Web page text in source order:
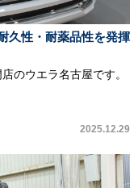
久性・耐薬品性を発揮
のウエラ名古屋です。
2025.12.29